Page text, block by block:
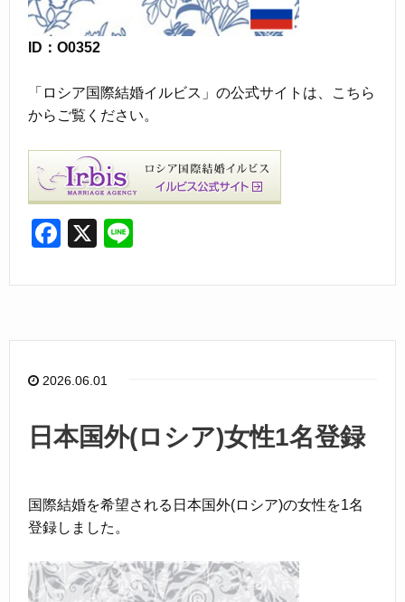
ID：O0352
「ロシア国際結婚イルビス」の公式サイトは、こちら
からご覧ください。
F
c
b
o
k
X
e
2026.06.01
日本国外(ロシア)女性1名登録
国際結婚を希望される日本国外(ロシア)の女性を1名
登録しました。